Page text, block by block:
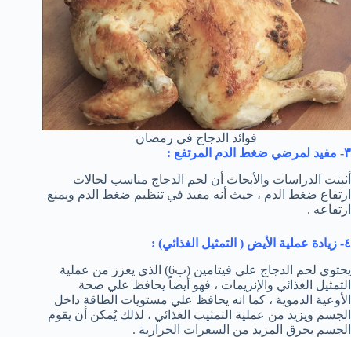
فوائد الدجاج في رمضان
٣- مفيد لمرضي ضغط الدم المرتفع :
أثبتت الدراسات والأبحاث أن لحم الدجاج مناسب لحالات
ارتفاع ضغط الدم ، حيث أنه مفيد في تنظيم ضغط الدم ويمنع
ارتفاعه .
٤- زيادة عملية الأيض ( التمثيل الغذائي) :
يحتوي لحم الدجاج علي فيتامين (ب6) الذي يعزز من عملية
التمثيل الغذائي والإنزيمات ، فهو أيضاً يحافظ علي صحة
الأوعية الدموية ، كما انه يحافظ علي مستويات الطاقة داخل
الجسم ويزيد من عملية التمثيب الغذائي ، لذلك يُمكن أن يقوم
الجسم بحرق المزيد من السعرات الحرارية .